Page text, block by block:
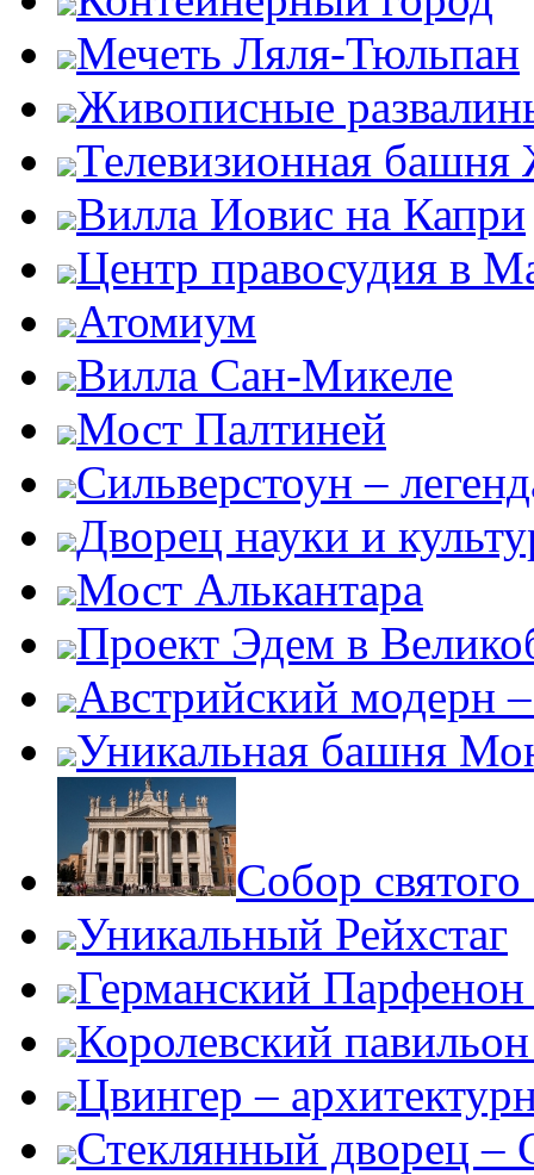
Мечеть Ляля-Тюльпан
Живописные
Телевизионная
Вилла Иовис на Капри
Центр правосудия в
Атомиум
Вилла Сан-Микеле
Мост Палтиней
Сильверстоун –
Дворец науки и
Мост Алькантара
Проект Эдем в
Австрийский модерн
Уникальная башня
Собор
Уникальный Рейхстаг
Германский Парфенон
Королевский
Цвингер –
Стеклянный дворец –